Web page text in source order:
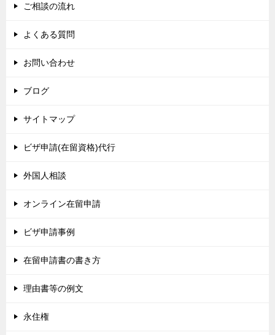
ご相談の流れ
よくある質問
お問い合わせ
ブログ
サイトマップ
ビザ申請(在留資格)代行
外国人相談
オンライン在留申請
ビザ申請事例
在留申請書の書き方
理由書等の例文
永住権